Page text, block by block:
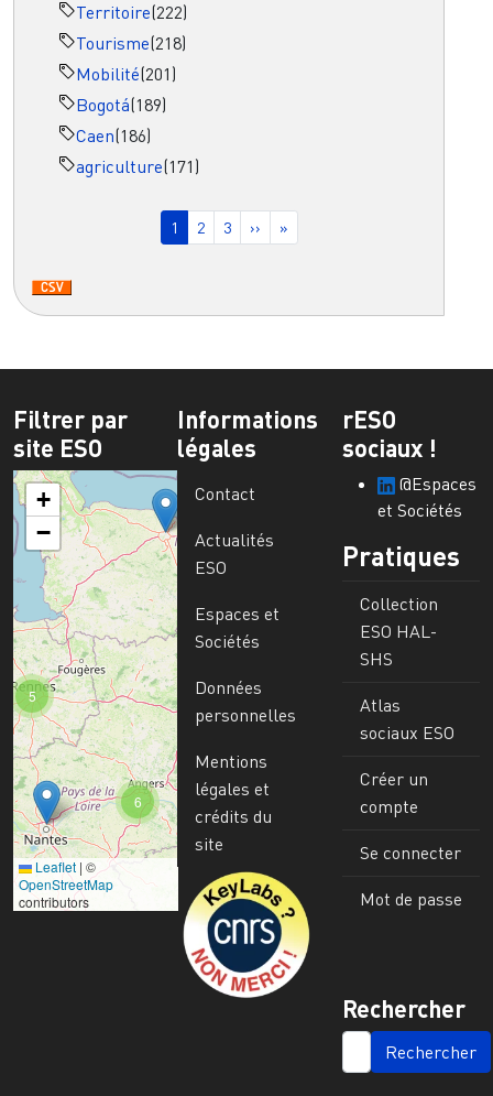
Territoire(222)
Tourisme(218)
Mobilité(201)
Bogotá(189)
Caen(186)
agriculture(171)
Page courante
1 Page
2 Page
3 Page suivante
›› Dernière page
»
Filtrer par
site ESO
6
5
+
−
Leaflet | ©
OpenStreetMap
contributors
Informations
légales
Contact
Actualités
ESO
Espaces et
Sociétés
Données
personnelles
Mentions
légales et
crédits du
site
Image
rESO
sociaux !
@Espaces
et Sociétés
Pratiques
Collection
ESO HAL-
SHS
Atlas
sociaux ESO
Créer un
compte
Se connecter
Mot de passe
Rechercher
SEARCH